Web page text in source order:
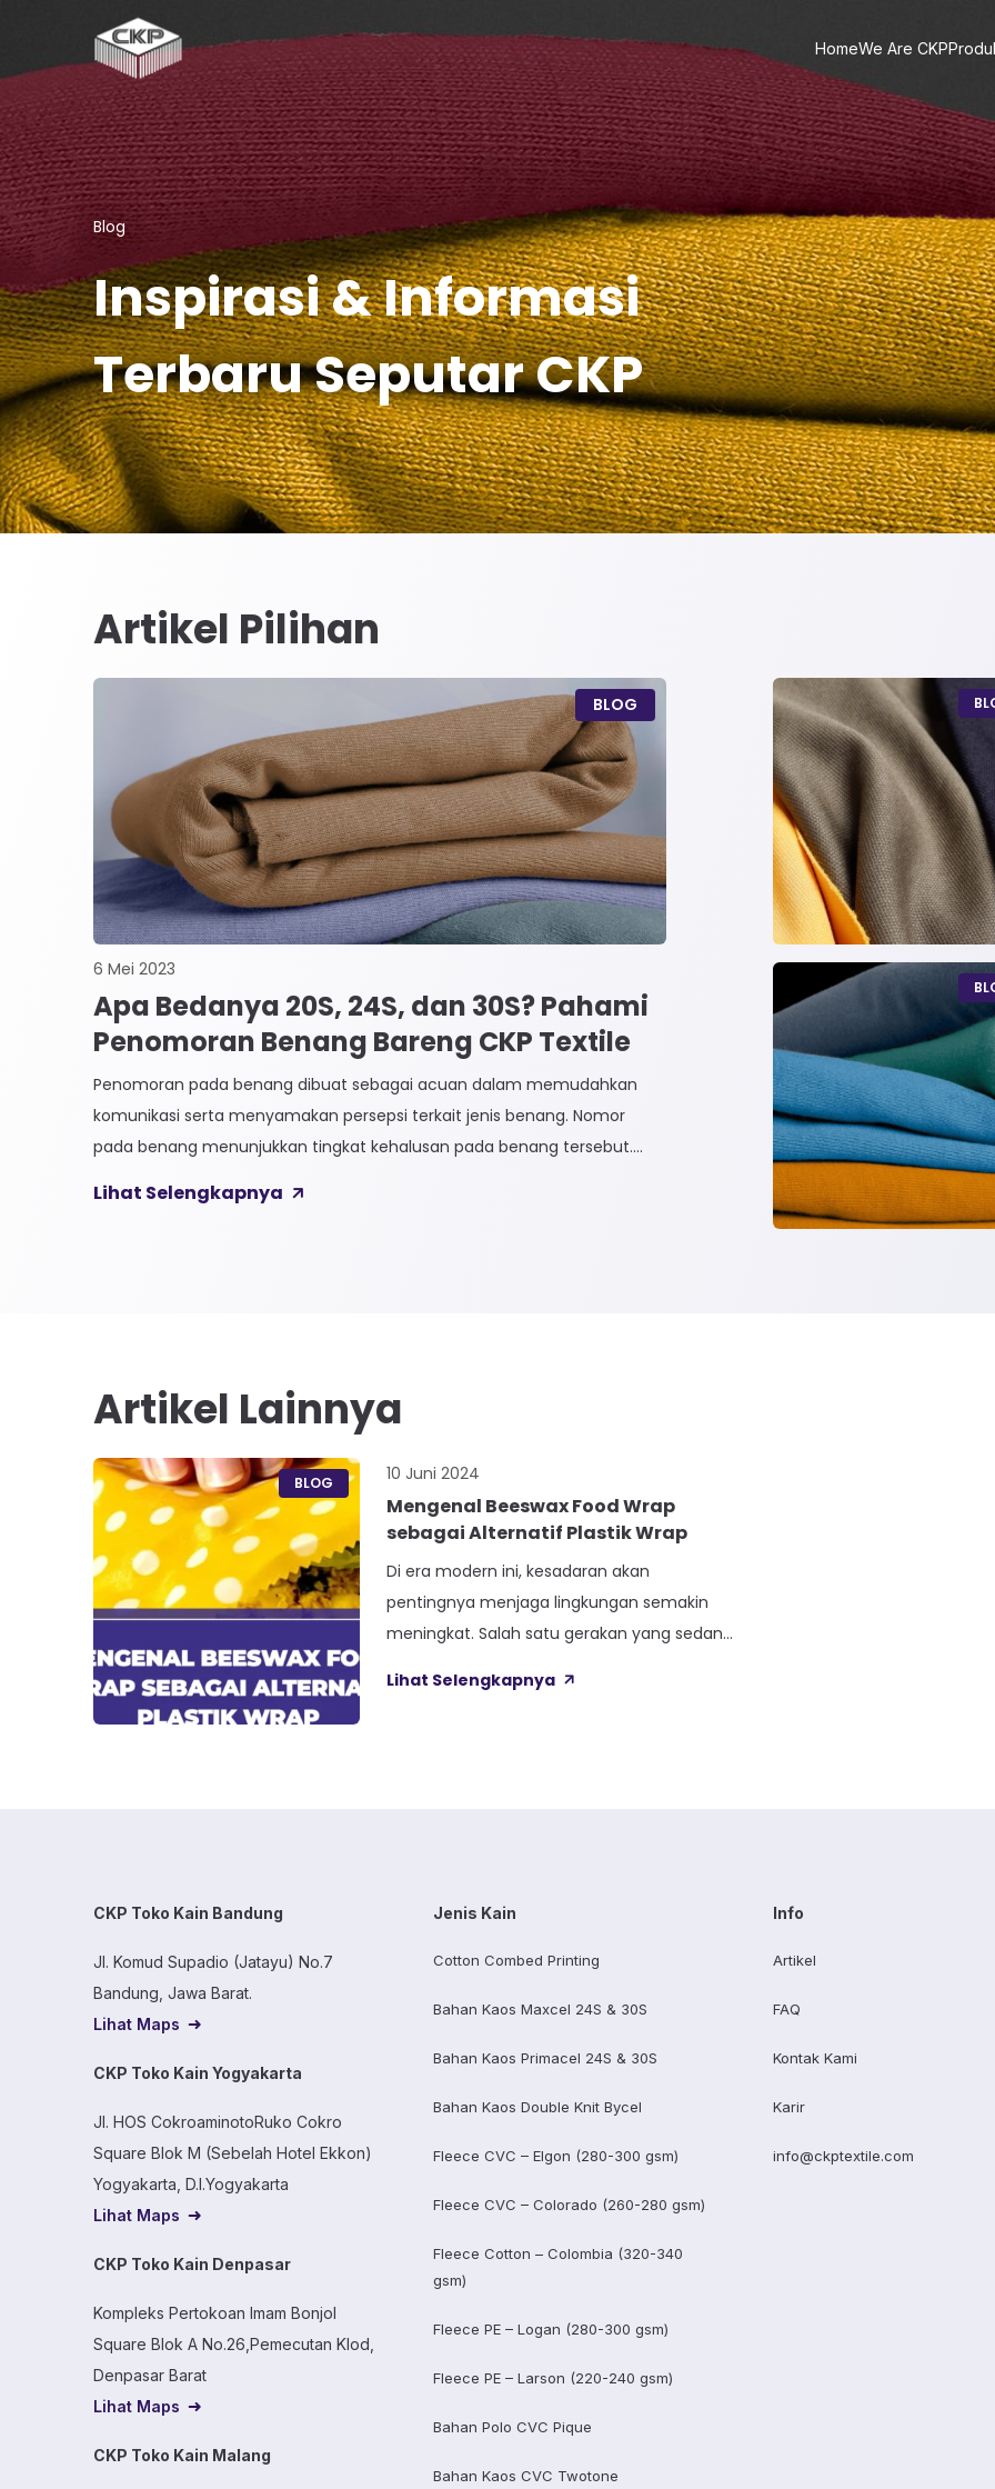
HomeWe Are CKP
Blog
Inspirasi & Informasi
Terbaru Seputar CKP
Artikel Pilihan
BLOG
6 Mei 2023
Apa Bedanya 20S, 24S, dan 30S? Pahami
Penomoran Benang Bareng CKP Textile
Penomoran pada benang dibuat sebagai acuan dalam memudahkan
komunikasi serta menyamakan persepsi terkait jenis benang. Nomor
pada benang menunjukkan tingkat kehalusan pada benang tersebut.
Langsung. 1. Penomoran Tidak Langsung Penomoran Tidak Langsung
Lihat Selengkapnya
Artikel Lainnya
BLOG 10 Juni 2024
Mengenal Beeswax Food Wrap
sebagai Alternatif Plastik Wrap
Di era modern ini, kesadaran akan
pentingnya menjaga lingkungan semakin
meningkat. Salah satu gerakan yang sedang
lingkungan atau yang sering disebut
penggunaan kain sebagai […]
Lihat Selengkapnya
CKP Toko Kain Bandung
Jl. Komud Supadio (Jatayu) No.7
Bandung, Jawa Barat.
Lihat Maps
CKP Toko Kain Yogyakarta
Jl. HOS CokroaminotoRuko Cokro
Square Blok M (Sebelah Hotel Ekkon)
Yogyakarta, D.I.Yogyakarta
Lihat Maps
CKP Toko Kain Denpasar
Kompleks Pertokoan Imam Bonjol
Square Blok A No.26,Pemecutan Klod,
Denpasar Barat
Lihat Maps
CKP Toko Kain Malang
Jenis Kain
Cotton Combed Printing
Bahan Kaos Maxcel 24S & 30S
Bahan Kaos Primacel 24S & 30S
Bahan Kaos Double Knit Bycel
Fleece CVC – Elgon (280-300 gsm)
Fleece CVC – Colorado (260-280 gsm)
Fleece Cotton – Colombia (320-340
gsm)
Fleece PE – Logan (280-300 gsm)
Fleece PE – Larson (220-240 gsm)
Bahan Polo CVC Pique
Bahan Kaos CVC Twotone
Info
Artikel
FAQ
Kontak Kami
Karir
info@ckptextile.com